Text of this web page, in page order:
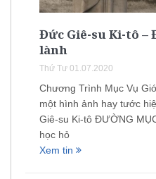
Đức Giê-su Ki-tô
lành
Thứ Tư 01.07.2020
Chương Trình Mục Vụ
một hình ảnh hay tước
Giê-su Ki-tô ĐƯỜNG
học hỏ
Xem tin